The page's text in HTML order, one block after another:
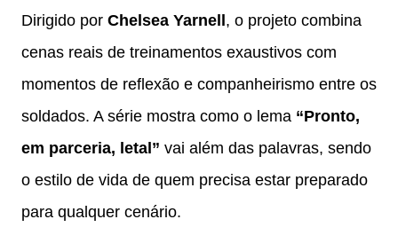
Dirigido por Chelsea Yarnell , o projeto combina
cenas reais de treinamentos exaustivos com
momentos de reflexão e companheirismo entre os
soldados. A série mostra como o lema “Pronto,
em parceria, letal” vai além das palavras, sendo
o estilo de vida de quem precisa estar preparado
para qualquer cenário.